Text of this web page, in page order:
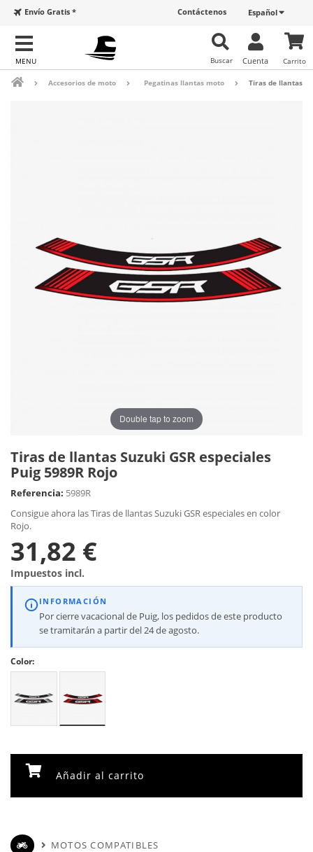
Español
Contáctenos
Envío Gratis *
Carrito
Cuenta
Buscar
Accesorios de moto Pegatinas llantas moto Tiras de llantas
Double tap to zoom
Tiras de llantas Suzuki GSR especiales
Puig 5989R Rojo
Referencia: 5989R
Consigue ahora las Tiras de llantas Suzuki GSR especiales en color
Rojo.
31,82 €
Impuestos incl.
INFORMACIÓN
Por cierre vacacional de Puig, los pedidos de este producto
se tramitarán a partir del 24 de agosto.
Color:
Añadir al carrito
MOTOS COMPATIBLES